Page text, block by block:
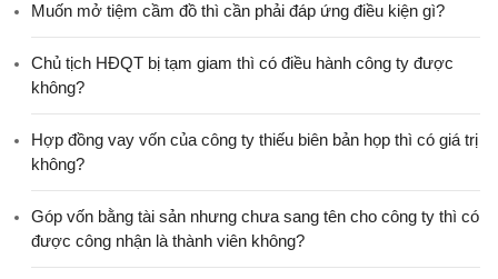
Muốn mở tiệm cầm đồ thì cần phải đáp ứng điều kiện gì?
Chủ tịch HĐQT bị tạm giam thì có điều hành công ty được
không?
Hợp đồng vay vốn của công ty thiếu biên bản họp thì có giá trị
không?
Góp vốn bằng tài sản nhưng chưa sang tên cho công ty thì có
được công nhận là thành viên không?